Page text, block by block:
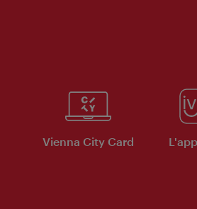
Vienna City Card